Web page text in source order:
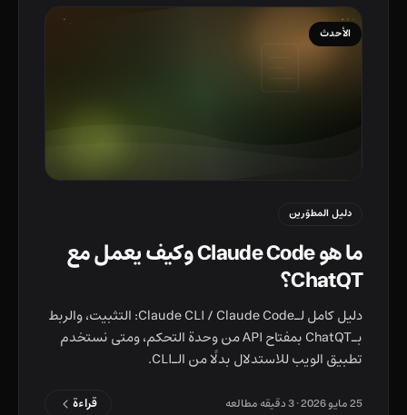
الأحدث
دليل المطوّرين
ما هو Claude Code وكيف يعمل مع
ChatQT؟
دليل كامل لـClaude CLI / Claude Code: التثبيت، والربط
بـChatQT بمفتاح API من وحدة التحكم، ومتى نستخدم
تطبيق الويب للاستدلال بدلًا من الـCLI.
25 مايو 2026 · 3 دقیقه مطالعه قراءة